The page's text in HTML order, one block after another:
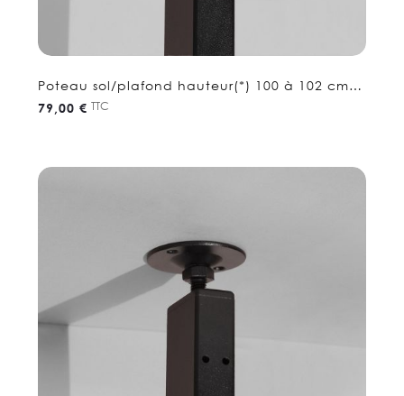
Poteau sol/plafond hauteur(*) 100 à 102 cm -
Etagere séparation
79,00 € TTC